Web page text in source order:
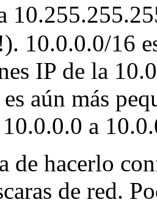
10.0.0.0/16
IP de la
aún más
a
de hacerlo
de red.